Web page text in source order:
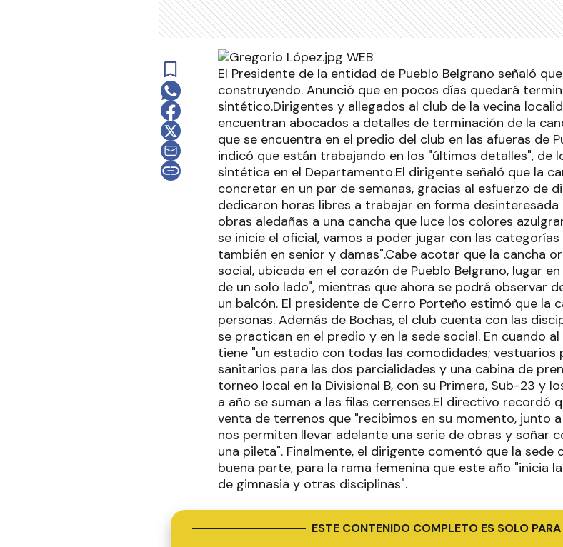
El Presidente de la entidad de Pueblo Belgrano señaló
construyendo. Anunció que en pocos días quedará
sintético.Dirigentes y allegados al club de la vecina
encuentran abocados a detalles de terminación de la
que se encuentra en el predio del club en las afueras de
indicó que están trabajando en los "últimos detalles", de
sintética en el Departamento.El dirigente señaló que la
concretar en un par de semanas, gracias al esfuerzo de
dedicaron horas libres a trabajar en forma
obras aledañas a una cancha que luce los colores
se inicie el oficial, vamos a poder jugar con las
también en senior y damas".Cabe acotar que la cancha
social, ubicada en el corazón de Pueblo Belgrano, lugar
de un solo lado", mientras que ahora se podrá observar
un balcón. El presidente de Cerro Porteño estimó que la
personas. Además de Bochas, el club cuenta con las
se practican en el predio y en la sede social. En cuando
tiene "un estadio con todas las comodidades;
sanitarios para las dos parcialidades y una cabina de
torneo local en la Divisional B, con su Primera, Sub-23 y
a año se suman a las filas cerrenses.El directivo recordó
venta de terrenos que "recibimos en su momento, junto
nos permiten llevar adelante una serie de obras y soñar
una pileta". Finalmente, el dirigente comentó que la sede
buena parte, para la rama femenina que este año "inicia
de gimnasia y otras disciplinas".
ESTE CONTENIDO COMPLETO ES SOLO